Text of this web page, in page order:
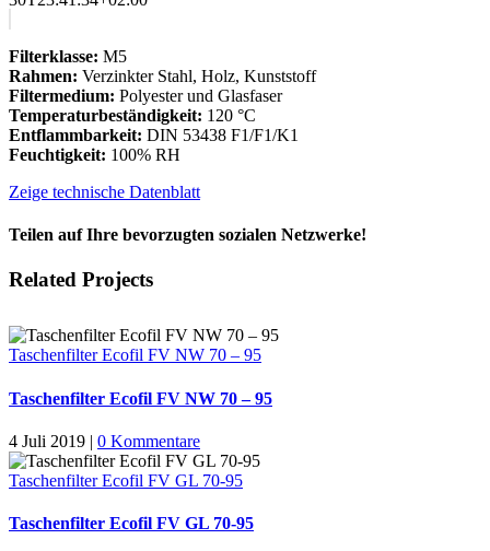
Filterklasse: M5
Rahmen: Verzinkter Stahl, Holz, Kunststoff
Filtermedium: Polyester und Glasfaser
Temperaturbeständigkeit: 120 °C
Entflammbarkeit: DIN 53438 F1/F1/K1
Feuchtigkeit: 100% RH
Zeige technische Datenblatt
Teilen auf Ihre bevorzugten sozialen Netzwerke!
Facebook
X
LinkedIn
WhatsApp
Pinterest
Email
Related Projects
Taschenfilter Ecofil FV NW 70 – 95
Taschenfilter Ecofil FV NW 70 – 95
4 Juli 2019 | 0 Kommentare
Taschenfilter Ecofil FV GL 70-95
Taschenfilter Ecofil FV GL 70-95